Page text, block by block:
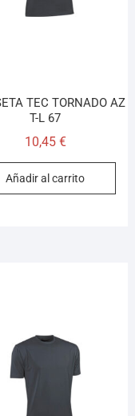
TEC TORNADO AZ
T-L 67
10,45 €
Añadir al carrito